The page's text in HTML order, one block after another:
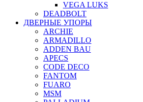
VEGA LUKS
DEADBOLT
ДВЕРНЫЕ УПОРЫ
ARCHIE
ARMADILLO
ADDEN BAU
APECS
CODE DECO
FANTOM
FUARO
MSM